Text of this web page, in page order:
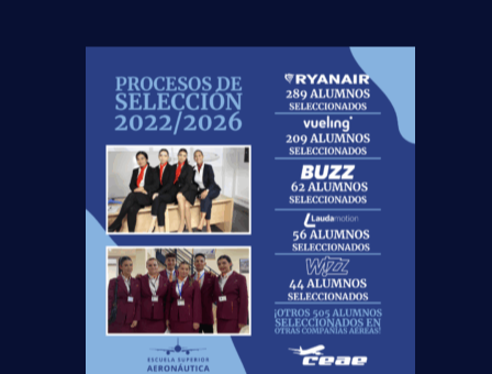
darle respuesta. Puede ejercer sus derechos de
protección de datos a través del e-mail
escuelasuperioraeronautica.com. Para más
información, por favor, consulte nuestraPolítica de
Privacidad.
¡Nos vemos volando !